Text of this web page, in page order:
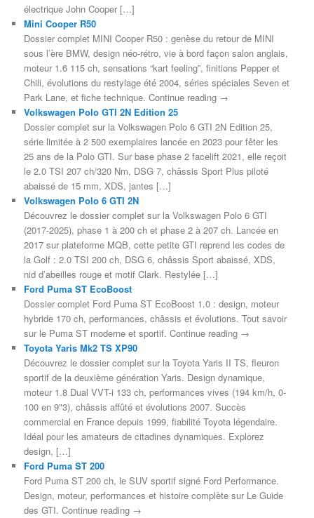
électrique John Cooper […]
Mini Cooper R50
Dossier complet MINI Cooper R50 : genèse du retour de MINI
sous l’ère BMW, design néo-rétro, vie à bord façon salon anglais,
moteur 1.6 115 ch, sensations “kart feeling”, finitions Pepper et
Chili, évolutions du restylage été 2004, séries spéciales Seven et
Park Lane, et fiche technique. Continue reading →
Volkswagen Polo GTI 2N Edition 25
Dossier complet sur la Volkswagen Polo 6 GTI 2N Edition 25,
série limitée à 2 500 exemplaires lancée en 2023 pour fêter les
25 ans de la Polo GTI. Sur base phase 2 facelift 2021, elle reçoit
le 2.0 TSI 207 ch/320 Nm, DSG 7, châssis Sport Plus piloté
abaissé de 15 mm, XDS, jantes […]
Volkswagen Polo 6 GTI 2N
Découvrez le dossier complet sur la Volkswagen Polo 6 GTI
(2017-2025), phase 1 à 200 ch et phase 2 à 207 ch. Lancée en
2017 sur plateforme MQB, cette petite GTI reprend les codes de
la Golf : 2.0 TSI 200 ch, DSG 6, châssis Sport abaissé, XDS,
nid d’abeilles rouge et motif Clark. Restylée […]
Ford Puma ST EcoBoost
Dossier complet Ford Puma ST EcoBoost 1.0 : design, moteur
hybride 170 ch, performances, châssis et évolutions. Tout savoir
sur le Puma ST moderne et sportif. Continue reading →
Toyota Yaris Mk2 TS XP90
Découvrez le dossier complet sur la Toyota Yaris II TS, fleuron
sportif de la deuxième génération Yaris. Design dynamique,
moteur 1.8 Dual VVT-i 133 ch, performances vives (194 km/h, 0-
100 en 9"3), châssis affûté et évolutions 2007. Succès
commercial en France depuis 1999, fiabilité Toyota légendaire.
Idéal pour les amateurs de citadines dynamiques. Explorez
design, […]
Ford Puma ST 200
Ford Puma ST 200 ch, le SUV sportif signé Ford Performance.
Design, moteur, performances et histoire complète sur Le Guide
des GTI. Continue reading →